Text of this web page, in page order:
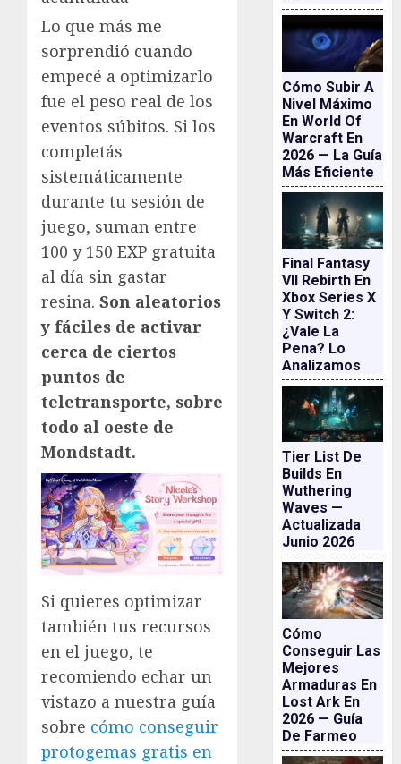
Lo que más me
sorprendió cuando
empecé a optimizarlo
fue el peso real de los
eventos súbitos. Si los
completás
sistemáticamente
durante tu sesión de
juego, suman entre
100 y 150 EXP gratuita
al día sin gastar
resina. Son aleatorios
y fáciles de activar
cerca de ciertos
puntos de
teletransporte, sobre
todo al oeste de
Mondstadt.
Si quieres optimizar
también tus recursos
en el juego, te
recomiendo echar un
vistazo a nuestra guía
sobre cómo conseguir
protogemas gratis en
Cómo Subir A
Nivel Máximo
En World Of
Warcraft En
2026 — La Guía
Más Eficiente
Final Fantasy
VII Rebirth En
Xbox Series X
Y Switch 2:
¿vale La
Pena? Lo
Analizamos
Tier List De
Builds En
Wuthering
Waves —
Actualizada
Junio 2026
Cómo
Conseguir Las
Mejores
Armaduras En
Lost Ark En
2026 — Guía
De Farmeo